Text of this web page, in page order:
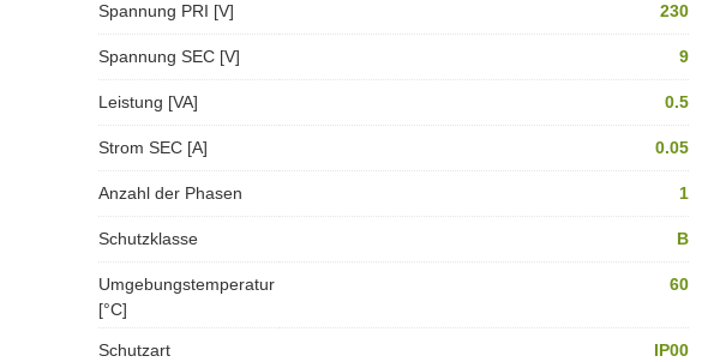
Spannung PRI [V] 230
Spannung SEC [V] 9
Leistung [VA] 0.5
Strom SEC [A] 0.05
Anzahl der Phasen 1
Schutzklasse B
Umgebungstemperatur
[°C]
60
Schutzart IP00